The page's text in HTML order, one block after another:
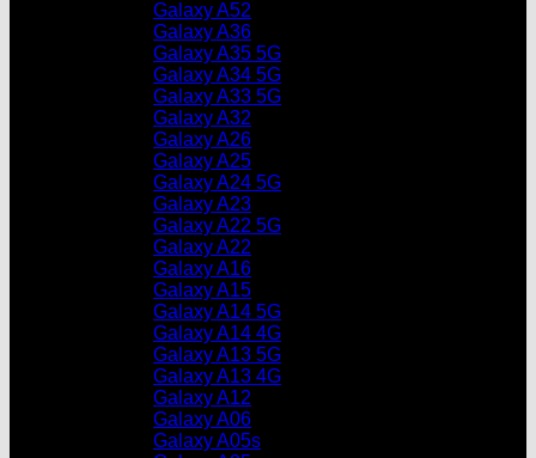
Galaxy A52
Galaxy A36
Galaxy A35 5G
Galaxy A34 5G
Galaxy A33 5G
Galaxy A32
Galaxy A26
Galaxy A25
Galaxy A24 5G
Galaxy A23
Galaxy A22 5G
Galaxy A22
Galaxy A16
Galaxy A15
Galaxy A14 5G
Galaxy A14 4G
Galaxy A13 5G
Galaxy A13 4G
Galaxy A12
Galaxy A06
Galaxy A05s